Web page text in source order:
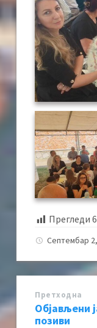
Прегледи
Септембар
Претходна
Објављени
позиви